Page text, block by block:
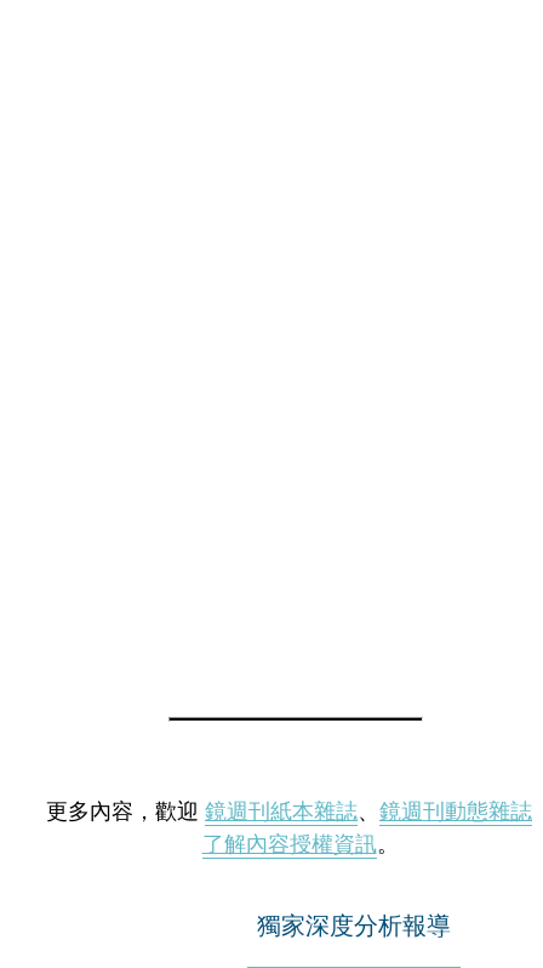
更多內容，歡迎 鏡週刊紙本雜誌、 鏡週刊動態雜誌
了解內容授權資訊。
獨家深度分析報導